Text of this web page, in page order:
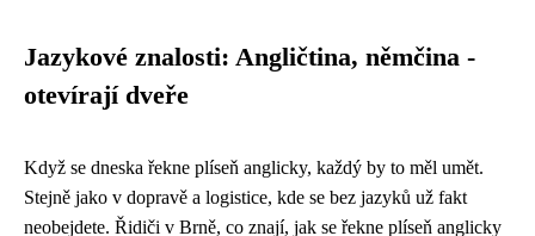
Jazykové znalosti: Angličtina, němčina -
otevírají dveře
Když se dneska řekne plíseň anglicky, každý by to měl umět.
Stejně jako v dopravě a logistice, kde se bez jazyků už fakt
neobejdete. Řidiči v Brně, co znají, jak se řekne plíseň anglicky